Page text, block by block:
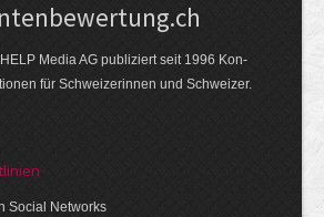
Media AG publi­ziert seit 1996 Kon­
für Schwei­zerinnen und Schweizer.
Social Networks